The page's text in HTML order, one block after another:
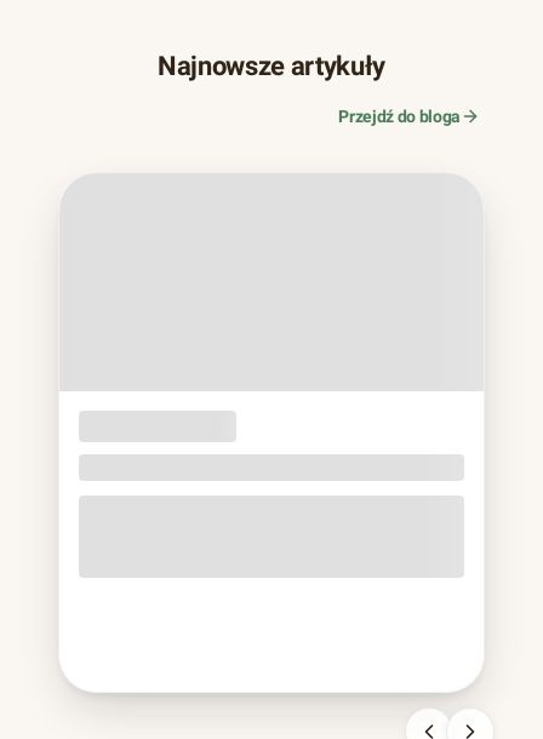
Najnowsze artykuły
Przejdź do bloga
JEDNORAZOWE
lukru
sztywniejsza od plastikowej, nie do pomylenia z niczym